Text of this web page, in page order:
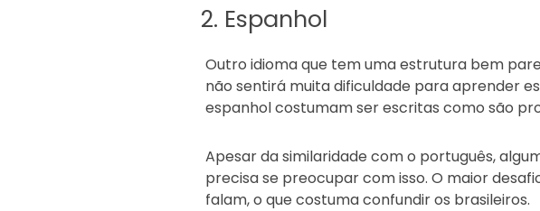
2. Espanhol
Outro idioma que tem uma estrutura bem
não sentirá muita dificuldade para aprender
espanhol costumam ser escritas como são
Apesar da similaridade com o português,
precisa se preocupar com isso. O maior
falam, o que costuma confundir os brasileiros.